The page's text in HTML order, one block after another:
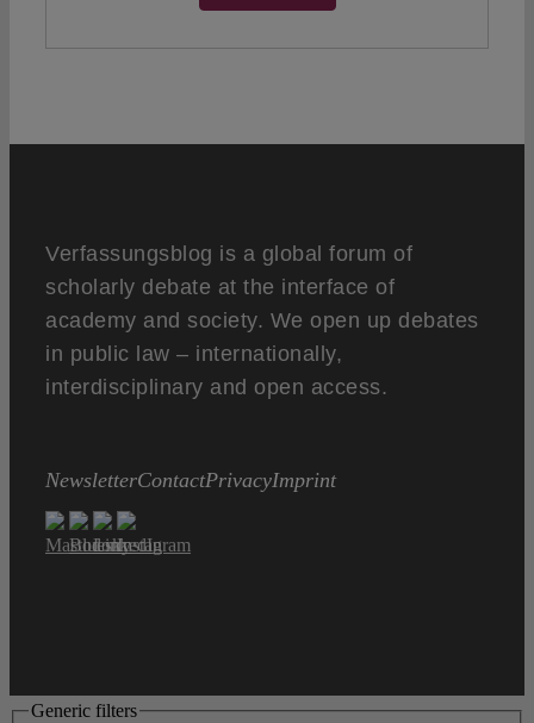
Verfassungsblog is a global forum of
scholarly debate at the interface of
academy and society. We open up debates
in public law – internationally,
interdisciplinary and open access.
NewsletterContactPrivacyImprint
Generic filters